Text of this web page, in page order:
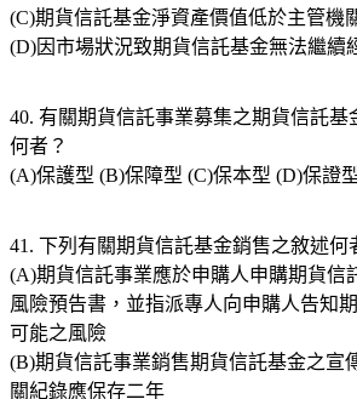
(C)期貨信託基金淨資產價值低於主管機
(D)因市場狀況致期貨信託基金無法繼續
40. 有關期貨信託事業募集之期貨信託基
何者？
(A)保護型 (B)保障型 (C)保本型 (D)保證
41. 下列有關期貨信託基金銷售之敘述何
(A)期貨信託事業應於申購人申購期貨信
風險預告書，並指派專人向申購人告知
可能之風險
(B)期貨信託事業銷售期貨信託基金之宣
關紀錄應保存二年